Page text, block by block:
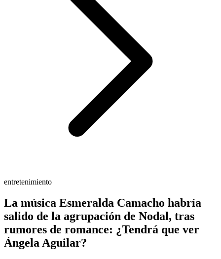
entretenimiento
La música Esmeralda Camacho habría
salido de la agrupación de Nodal, tras
rumores de romance: ¿Tendrá que ver
Ángela Aguilar?